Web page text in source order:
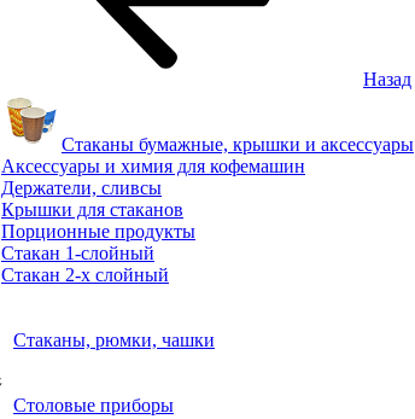
Назад
Стаканы бумажные, крышки и аксессуары
Аксессуары и химия для кофемашин
Держатели, сливсы
Крышки для стаканов
Порционные продукты
Стакан 1-слойный
Стакан 2-х слойный
Стаканы, рюмки, чашки
Столовые приборы